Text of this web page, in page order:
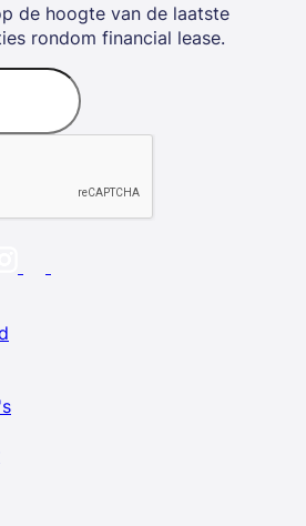
de hoogte van de laatste
rondom financial lease.